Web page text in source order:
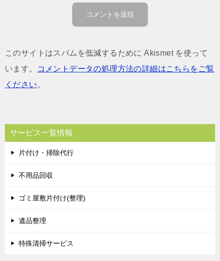
このサイトはスパムを低減するために Akismet を使って
います。
コメントデータの処理方法の詳細はこちらをご覧
ください 。
サービス一覧情報
片付け・掃除代行
不用品回収
ゴミ屋敷片付け(整理)
遺品整理
特殊清掃サービス